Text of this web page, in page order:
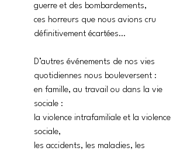
guerre et des bombardements,
ces horreurs que nous avions cru
définitivement écartées…
D’autres événements de nos vies
quotidiennes nous bouleversent :
en famille, au travail ou dans la vie
sociale :
la violence intrafamiliale et la violence
sociale,
les accidents, les maladies, les